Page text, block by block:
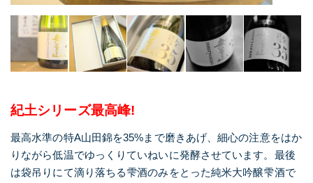
紀土シリーズ最高峰!
最高水準の特A山田錦を35%まで磨きあげ、細心の注意をはか
りながら低温でゆっくりていねいに発酵させています。最後
は袋吊りにて滴り落ちる雫酒のみをとった純米大吟醸雫酒で